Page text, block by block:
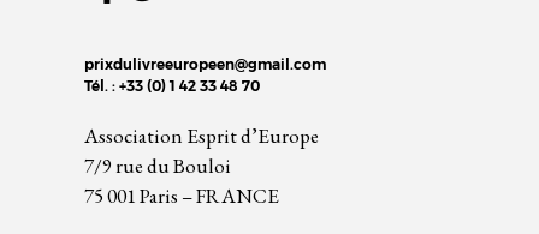
prixdulivreeuropeen@gmail.com
Tél. : +33 (0) 1 42 33 48 70
Association Esprit d’Europe
7/9 rue du Bouloi
75 001 Paris – FRANCE